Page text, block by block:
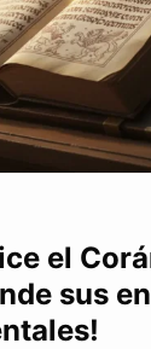
el
sus